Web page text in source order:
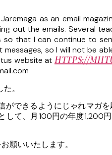
as an email
out the emails. Several
that I can continue to
so I will not be
website at HTTPS://
。
ができるようにじゃれマガ
して、月100円の年度
願いいたします。